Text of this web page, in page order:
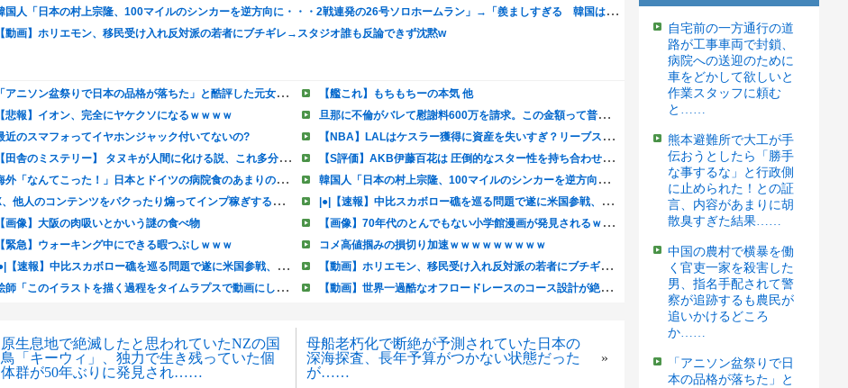
原生息地で絶滅したと思われていたNZの国
鳥「キーウィ」、独力で生き残っていた個
体群が50年ぶりに発見され……
母船老朽化で断絶が予測されていた日本の
深海探査、長年予算がつかない状態だった
が……
»
自宅前の一方通行の道
路が工事車両で封鎖、
病院への送迎のために
車をどかして欲しいと
作業スタッフに頼む
と……
熊本避難所で大工が手
伝おうとしたら「勝手
な事するな」と行政側
に止められた！との証
言、内容があまりに胡
散臭すぎた結果……
中国の農村で横暴を働
く官吏一家を殺害した
男、指名手配されて警
察が追跡するも農民が
追いかけるどころ
か……
「アニソン盆祭りで日
本の品格が落ちた」と